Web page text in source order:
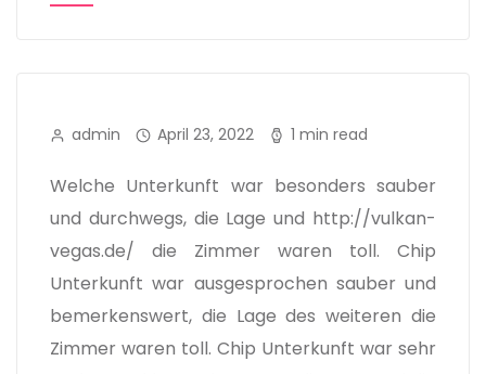
admin April 23, 2022 1 min read
Welche Unterkunft war besonders sauber
und durchwegs, die Lage und http://vulkan-
vegas.de/ die Zimmer waren toll. Chip
Unterkunft war ausgesprochen sauber und
bemerkenswert, die Lage des weiteren die
Zimmer waren toll. Chip Unterkunft war sehr